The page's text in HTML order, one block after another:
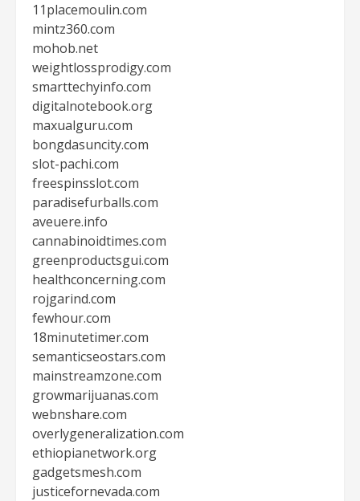
11placemoulin.com
mintz360.com
mohob.net
weightlossprodigy.com
smarttechyinfo.com
digitalnotebook.org
maxualguru.com
bongdasuncity.com
slot-pachi.com
freespinsslot.com
paradisefurballs.com
aveuere.info
cannabinoidtimes.com
greenproductsgui.com
healthconcerning.com
rojgarind.com
fewhour.com
18minutetimer.com
semanticseostars.com
mainstreamzone.com
growmarijuanas.com
webnshare.com
overlygeneralization.com
ethiopianetwork.org
gadgetsmesh.com
justicefornevada.com